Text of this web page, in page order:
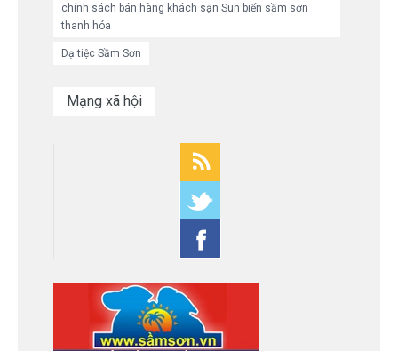
chính sách bán hàng khách sạn Sun biển sầm sơn
thanh hóa
Dạ tiệc Sầm Sơn
Mạng xã hội